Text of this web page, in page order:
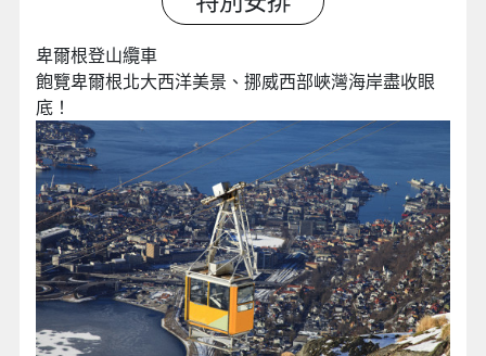
卑爾根登山纜車
飽覽卑爾根北大西洋美景、挪威西部峽灣海岸盡收眼
底！